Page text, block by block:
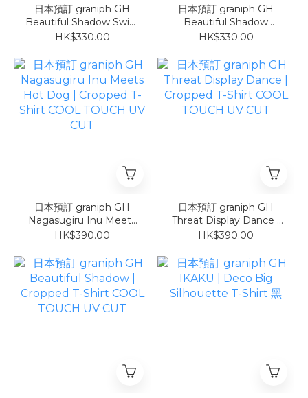
日本預訂 graniph GH
Beautiful Shadow Swim
Ring | T-Shirt
HK$330.00
日本預訂 graniph GH
Beautiful Shadow
Sunburn | T-Shirt
HK$330.00
日本預訂 graniph GH
Nagasugiru Inu Meets
Hot Dog | Cropped T-
CUT
HK$390.00
日本預訂 graniph GH
Threat Display Dance |
Cropped T-Shirt COOL
HK$390.00